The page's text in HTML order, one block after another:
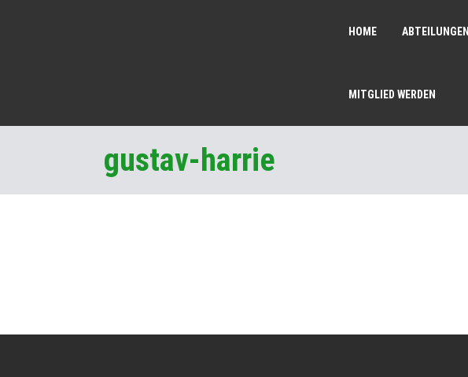
HOME ABTEILUNGEN
MITGLIED WERDEN
gustav-harrie